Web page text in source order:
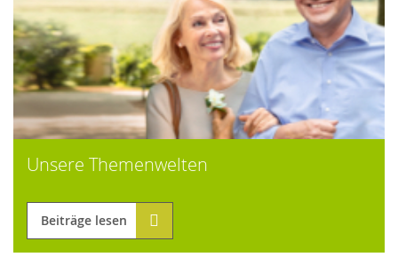
Unsere Themenwelten
Beiträge lesen